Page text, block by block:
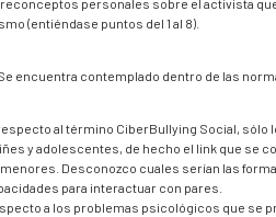
personales sobre el activista
(entiéndase puntos del 1 al 8).
encuentra contemplado dentro de las
al término CiberBullying Social,
y adolescentes, de hecho el link que se
Desconozco cuales serían las
para interactuar con pares.
a los problemas psicológicos que se